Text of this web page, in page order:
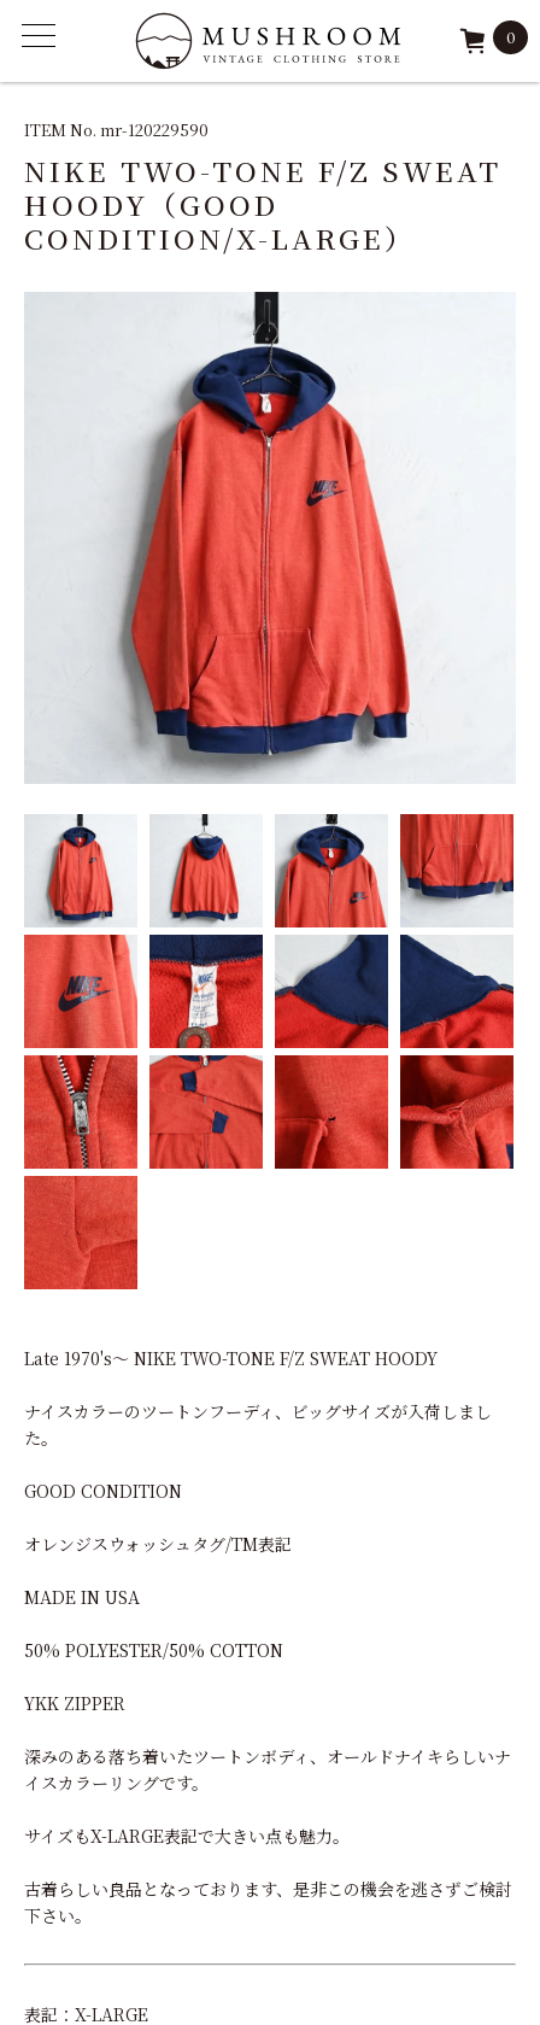
FEATURE
ARCHIVE
0
ITEM No. mr-120229590
NIKE TWO-TONE F/Z SWEAT
HOODY（GOOD
CONDITION/X-LARGE）
Late 1970's～ NIKE TWO-TONE F/Z SWEAT HOODY
ナイスカラーのツートンフーディ、ビッグサイズが入荷しまし
た。
GOOD CONDITION
オレンジスウォッシュタグ/TM表記
MADE IN USA
50% POLYESTER/50% COTTON
YKK ZIPPER
深みのある落ち着いたツートンボディ、オールドナイキらしいナ
イスカラーリングです。
サイズもX-LARGE表記で大きい点も魅力。
古着らしい良品となっております、是非この機会を逃さずご検討
下さい。
表記：X-LARGE